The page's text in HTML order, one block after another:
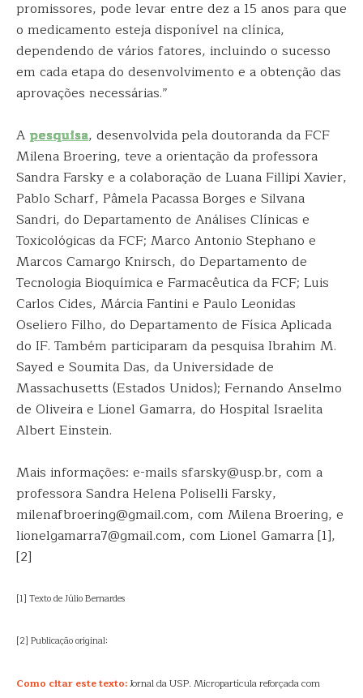
promissores, pode levar entre dez a 15 anos para que
o medicamento esteja disponível na clínica,
dependendo de vários fatores, incluindo o sucesso
em cada etapa do desenvolvimento e a obtenção das
aprovações necessárias.”
A pesquisa, desenvolvida pela doutoranda da FCF
Milena Broering, teve a orientação da professora
Sandra Farsky e a colaboração de Luana Fillipi Xavier,
Pablo Scharf, Pâmela Pacassa Borges e Silvana
Sandri, do Departamento de Análises Clínicas e
Toxicológicas da FCF; Marco Antonio Stephano e
Marcos Camargo Knirsch, do Departamento de
Tecnologia Bioquímica e Farmacêutica da FCF; Luis
Carlos Cides, Márcia Fantini e Paulo Leonidas
Oseliero Filho, do Departamento de Física Aplicada
do IF. Também participaram da pesquisa Ibrahim M.
Sayed e Soumita Das, da Universidade de
Massachusetts (Estados Unidos); Fernando Anselmo
de Oliveira e Lionel Gamarra, do Hospital Israelita
Albert Einstein.
Mais informações: e-mails sfarsky@usp.br, com a
professora Sandra Helena Poliselli Farsky,
milenafbroering@gmail.com, com Milena Broering, e
lionelgamarra7@gmail.com, com Lionel Gamarra [1],
[2]
[1] Texto de Júlio Bernardes
[2] Publicação original:
Como citar este texto:Jornal da USP. Micropartícula reforçada com